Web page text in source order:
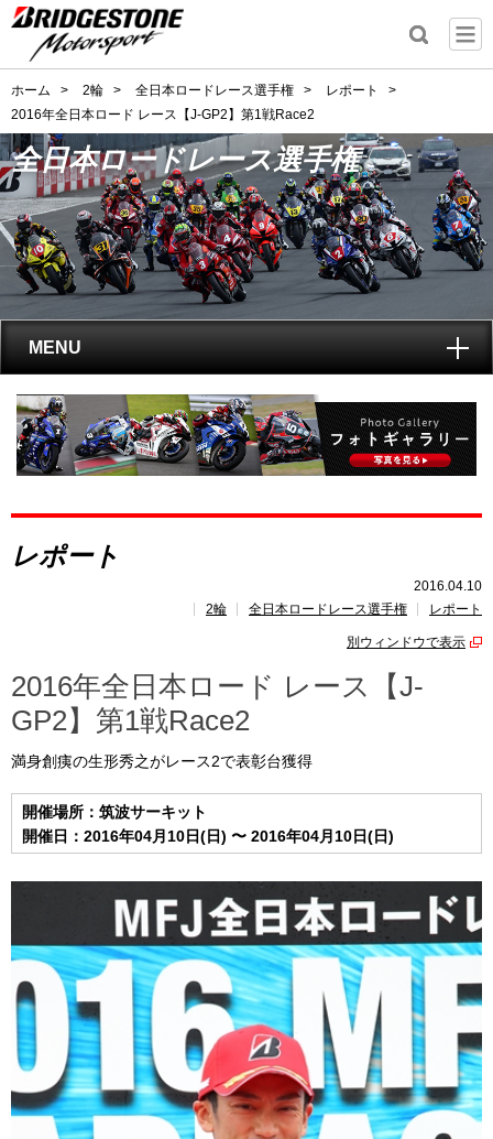
ホーム > 2輪 > 全日本ロードレース選手権 > レポート
>
2016年全日本ロード レース【J-GP2】第1戦Race2
全日本ロードレース選手権
MENU
トップ
全日本ロードレース選手権とは?
レポート
速報
ポイント ランキング
レポート
2016.04.10
2輪
全日本ロードレース選手権 レポート
別ウィンドウで表示
2016年全日本ロード レース【J-
GP2】第1戦Race2
満身創痍の生形秀之がレース2で表彰台獲得
開催場所：筑波サーキット
開催日：2016年04月10日(日) 〜 2016年04月10日(日)